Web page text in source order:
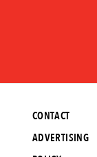
CONTACT
ADVERTISING